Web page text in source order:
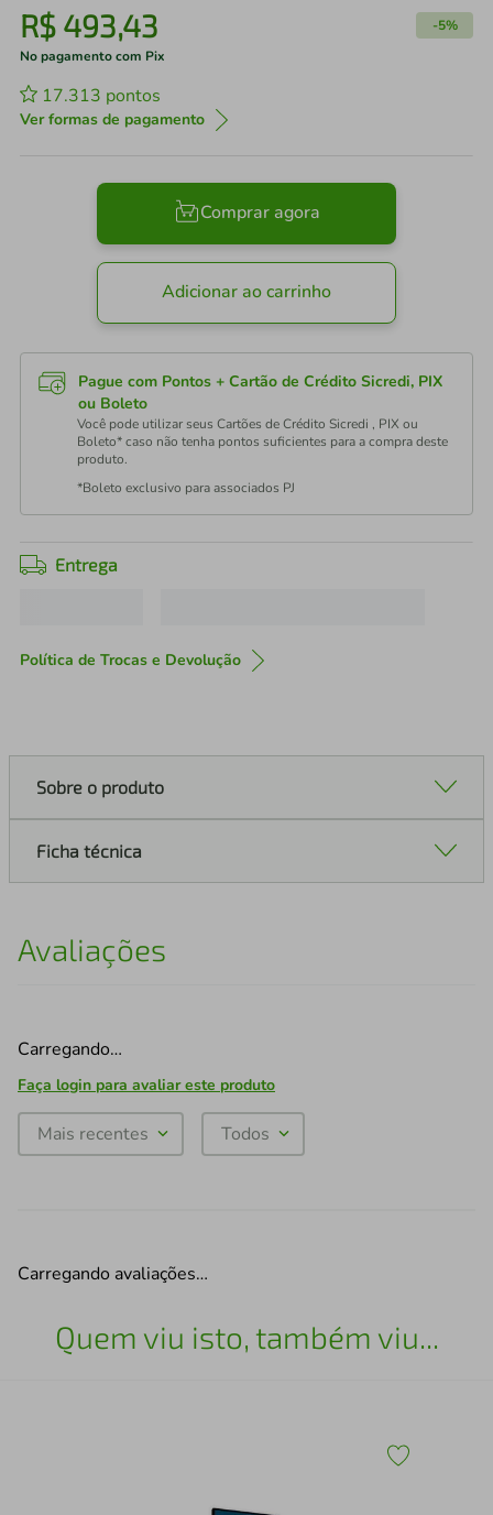
R$ 493,43 -5%
No pagamento com Pix
17.313 pontos
Ver formas de pagamento
Comprar agora
Adicionar ao carrinho
Pague com Pontos + Cartão de Crédito Sicredi, PIX
ou Boleto
Você pode utilizar seus Cartões de Crédito Sicredi , PIX ou
Boleto* caso não tenha pontos suficientes para a compra deste
produto.
*Boleto exclusivo para associados PJ
Entrega
Política de Trocas e Devolução
Sobre o produto
Ficha técnica
Avaliações
Carregando…
Faça login para avaliar este produto
Mais recentes Todos
Carregando avaliações…
Quem viu isto, também viu...